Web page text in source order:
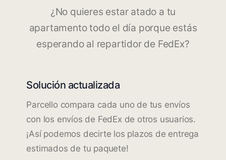
¿No quieres estar atado a tu
apartamento todo el día porque estás
esperando al repartidor de FedEx?
Solución actualizada
Parcello compara cada uno de tus envíos
con los envíos de FedEx de otros usuarios.
¡Así podemos decirte los plazos de entrega
estimados de tu paquete!